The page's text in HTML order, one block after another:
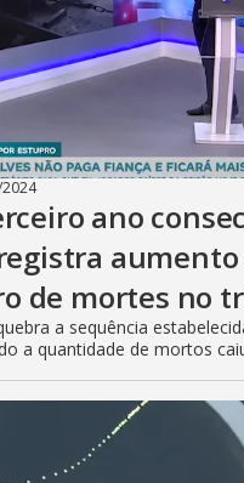
ano
de mortes no
a sequência
a quantidade de mortos